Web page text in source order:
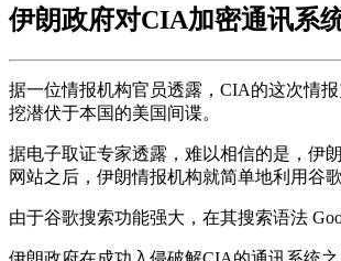
伊朗政府对CIA加密通讯系
据一位情报机构官员透露，CIA的这次情
挖潜伏于本国的美国间谍。
据电子取证专家透露，难以相信的是，伊
网站之后，伊朗情报机构就简单地利用谷
由于谷歌搜索功能强大，在其搜索语法